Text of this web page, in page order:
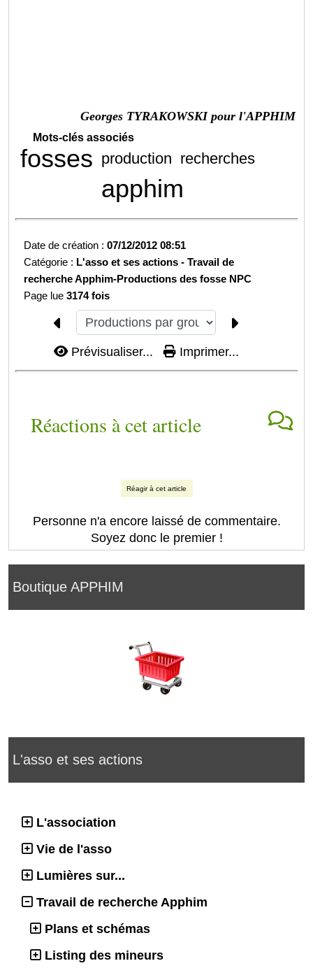
Boutique APPHIM
L'asso et ses actions
L'association
Vie de l'asso
Lumières sur...
Travail de recherche Apphim
Plans et schémas
Listing des mineurs
Georges TYRAKOWSKI pour l'APPHIM
Mots-clés associés
fosses production recherches
apphim
Date de création :07/12/2012 08:51
Catégorie : L'asso et ses actions -Travail de
recherche Apphim-Productions des fosse NPC
Page lue3174 fois
Prévisualiser... Imprimer...
Réactions à cet article
Réagir à cet article
Personne n'a encore laissé de commentaire.
Soyez donc le premier !